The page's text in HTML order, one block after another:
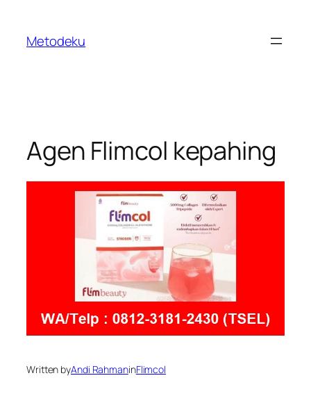
content
Metodeku
Agen Flimcol kepahing
Written byAndi RahmaninFlimcol